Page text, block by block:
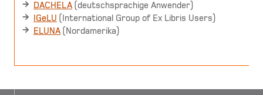
DACHELA (deutschsprachige Anwender)
IGeLU (International Group of Ex Libris Users)
ELUNA (Nordamerika)